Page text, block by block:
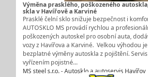
Výměna prasklého, poškozeného
skla v Havířově a Karviné
Prasklé čelní sklo snižuje bezpečnost i
AUTOSKLO MS provádí rychlou a
poškozených autoskel pro osobní auta,
vozy z Havířova a Karviné. Velkou výhodou
bezplatné výměny autoskla z pojištění.
vyřízením pojistné…
MS steel s.r.o. - Autosklo a autoservis Havířov